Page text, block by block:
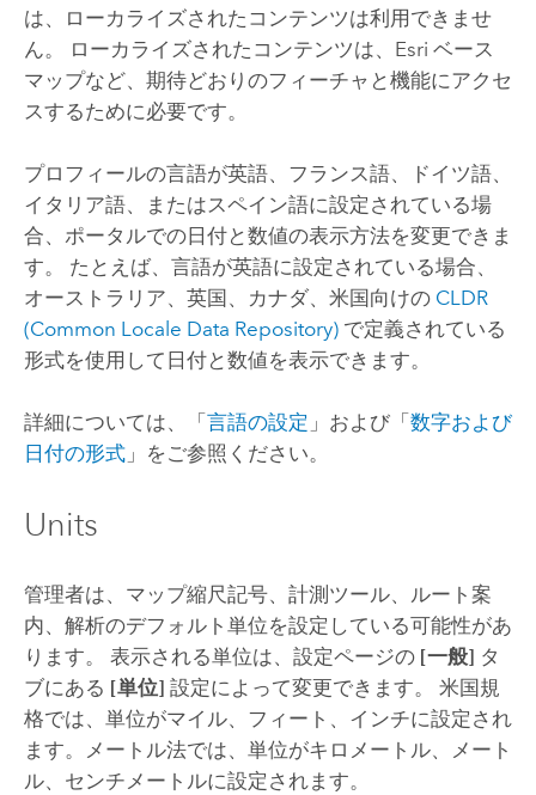
は、ローカライズされたコンテンツは利用できませ
ん。 ローカライズされたコンテンツは、 Esri ベース
マップなど、期待どおりのフィーチャと機能にアクセ
スするために必要です。
プロフィールの言語が英語、フランス語、ドイツ語、
イタリア語、またはスペイン語に設定されている場
合、ポータルでの日付と数値の表示方法を変更できま
す。 たとえば、言語が英語に設定されている場合、
オーストラリア、英国、カナダ、米国向けの CLDR
(Common Locale Data Repository)で定義されている
形式を使用して日付と数値を表示できます。
詳細については、「 言語の設定 」および「 数字および
日付の形式」をご参照ください。
Units
管理者は、マップ縮尺記号、計測ツール、ルート案
内、解析のデフォルト単位を設定している可能性があ
ります。 表示される単位は、設定ページの [一般] タ
ブにある [単位] 設定によって変更できます。 米国規
格では、単位がマイル、フィート、インチに設定され
ます。メートル法では、単位がキロメートル、メート
ル、センチメートルに設定されます。